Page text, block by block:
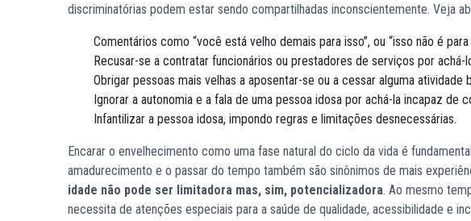
discriminatórias podem estar sendo compartilhadas inconscientemente. Veja
Comentários como “você está velho demais para isso”, ou “isso não é para
Recusar-se a contratar funcionários ou prestadores de serviços por achá-
Obrigar pessoas mais velhas a aposentar-se ou a cessar alguma atividade
Ignorar a autonomia e a fala de uma pessoa idosa por achá-la incapaz de
Infantilizar a pessoa idosa, impondo regras e limitações desnecessárias.
Encarar o envelhecimento como uma fase natural do ciclo da vida é
amadurecimento e o passar do tempo também são sinônimos de mais
idade não pode ser limitadora mas, sim, potencializadora. Ao mesmo
necessita de atenções especiais para a saúde de qualidade, acessibilidade e